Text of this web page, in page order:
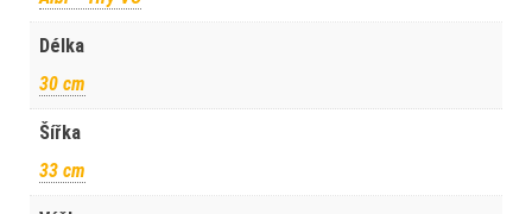
Délka
30 cm
Šířka
33 cm